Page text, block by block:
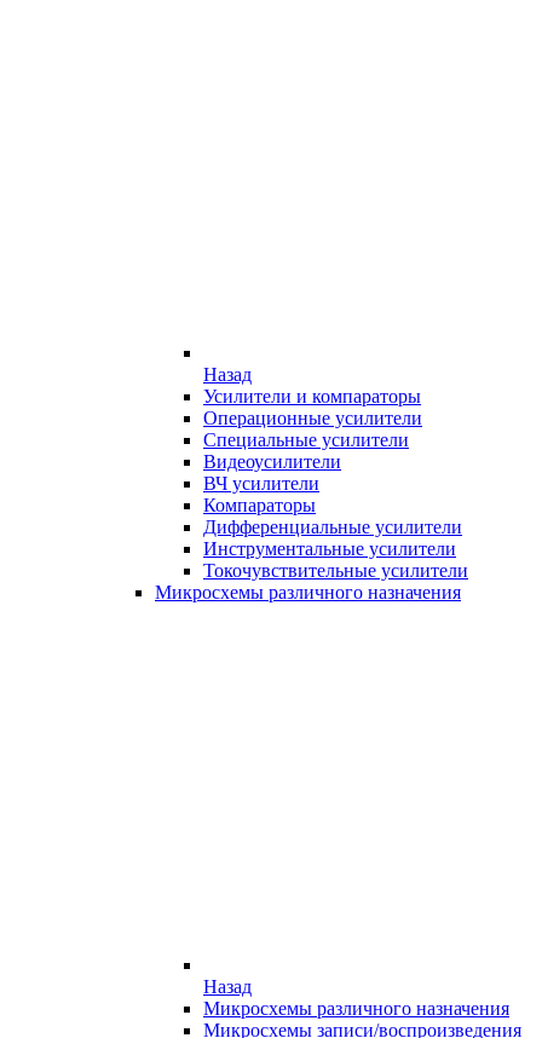
Назад
Усилители и компараторы
Операционные усилители
Специальные усилители
Видеоусилители
ВЧ усилители
Компараторы
Дифференциальные усилители
Инструментальные усилители
Токочувствительные усилители
Микросхемы различного назначения
Назад
Микросхемы различного назначения
Микросхемы записи/воспроизведения